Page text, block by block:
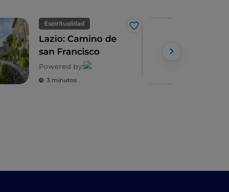
Espiritualidad
Me gusta
Lazio: Camino de
san Francisco
Powered by:
3 minutos